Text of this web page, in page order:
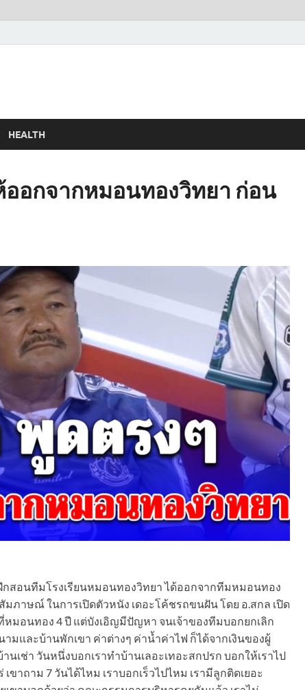
HEALTH
ออกจากหมอนทองวิทยา ก่อน
กสอนทีมโรงเรียนหมอนทองวิทยา ได้ออกจากทีมหมอนทอง
ภาษณ์ ในการเปิดตัวหนัง เดอะโค้ชรถขนฝัน โดย อ.สกล เปิด
มอนทอง 4 ปี แต่บังเอิญมีปัญหา จนเจ้าของทีมบอกยกเลิก
มและบ้านพักเขา ค่าต่างๆ ค่าน้ำค่าไฟ ก็ได้จากเงินของผู้
นเช่า วันหนึ่งบอกเราทำบ้านเลอะเทอะสกปรก บอกให้เราไป
ขาถาม 7 วันได้ไหม เราบอกเร็วไปไหม เรามีลูกติดเยอะ